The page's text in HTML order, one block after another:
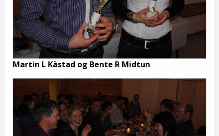
Martin L Kåstad og Bente R Midtun